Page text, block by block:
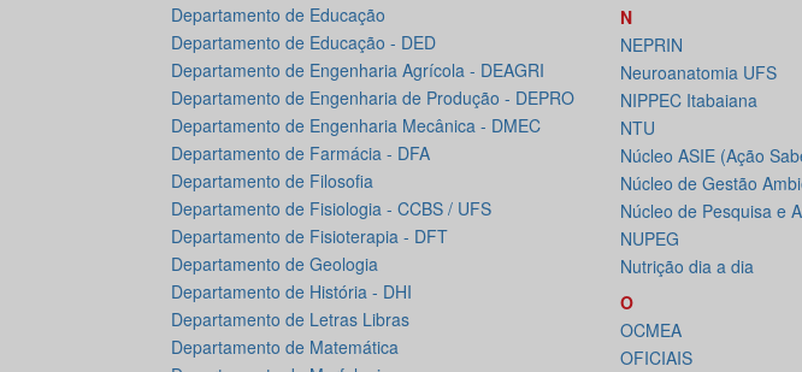
Departamento de Educação
Departamento de Educação - DED
Departamento de Engenharia Agrícola - DEAGRI
Departamento de Engenharia de Produção - DEPRO
Departamento de Engenharia Mecânica - DMEC
Departamento de Farmácia - DFA
Departamento de Filosofia
Departamento de Fisiologia - CCBS / UFS
Departamento de Fisioterapia - DFT
Departamento de Geologia
Departamento de História - DHI
Departamento de Letras Libras
Departamento de Matemática
N
NEPRIN
Neuroanatomia UFS
NIPPEC Itabaiana
NTU
Núcleo ASIE (Ação
Núcleo de Gestão
Núcleo de Pesquisa e
NUPEG
Nutrição dia a dia
O
OCMEA
OFICIAIS